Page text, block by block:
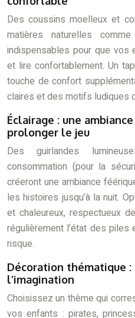
Des coussins moelleux et
matières naturelles
indispensables pour que vos
et lire confortablement. Un
touche de confort
claires et des motifs ludiques
Éclairage : une
prolonger le jeu
Des guirlandes
consommation (pour la
créeront une ambiance
les histoires jusqu’à la nuit.
et chaleureux, respectueux
régulièrement l’état des
risque.
Décoration thématique
l’imagination
Choisissez un thème qui
vos enfants : pirates,